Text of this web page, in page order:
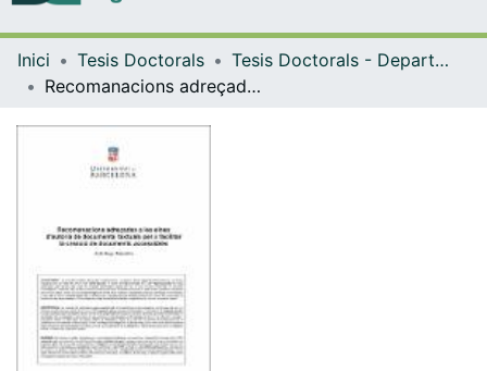
Navega per tot el DD
Inici Tesis Doctorals
Tesis Doctorals - Departament - Biblioteconomia, Documentació i Comunicació Audiovisual
Recomanacions adreçades a les eines d'autoria de documents textuals per a facilitar la creació de documents accessibles